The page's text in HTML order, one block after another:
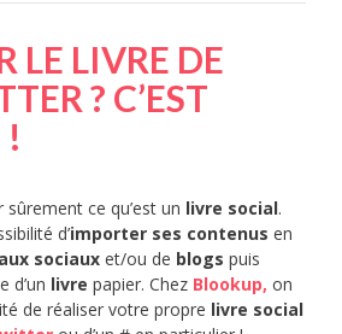
LE LIVRE DE
? C’EST
!
ce qu’est un livre social.
d’importer ses contenus en
sociaux et/ou de blogs puis
d’un livre papier. Chez Blookup, on
de réaliser votre propre livre social